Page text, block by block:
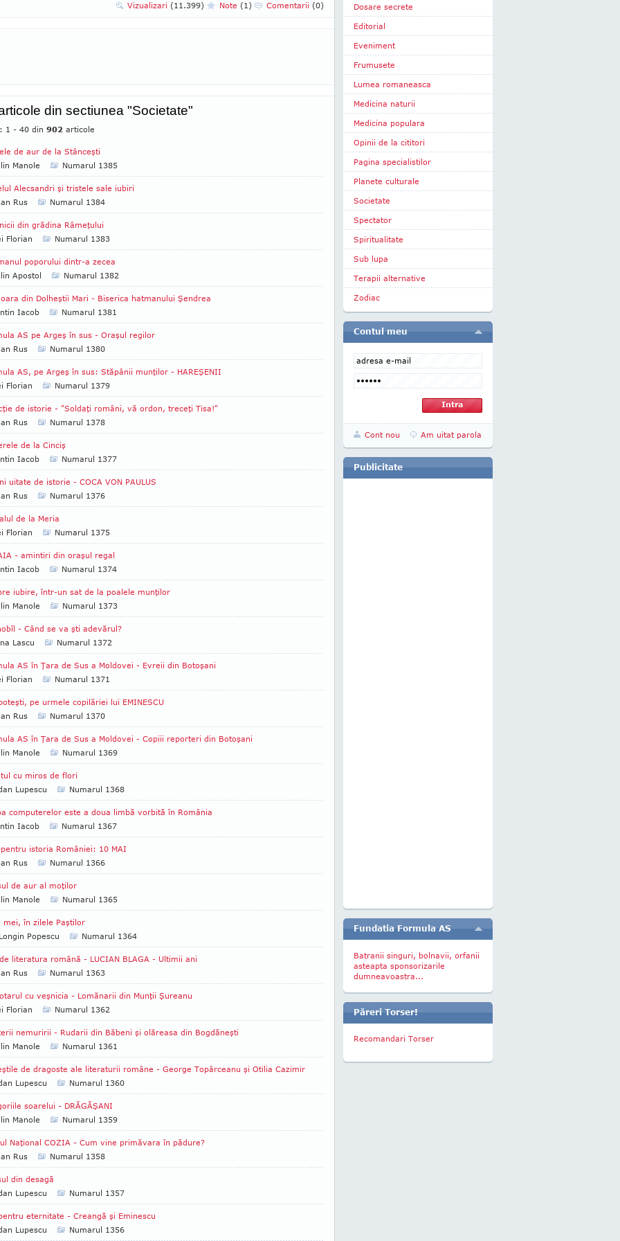
Vizualizari (11.399) Note (1) Comentarii (0)
din sectiunea "Societate"
1 - 40 din 902 articole
de aur de la Stânceşti
Manole
Numarul 1385
Alecsandri şi tristele sale iubiri
Rus
Numarul 1384
din grădina Râmeţului
Florian
Numarul 1383
poporului dintr-a zecea
Apostol
Numarul 1382
din Dolheştii Mari - Biserica hatmanului Şendrea
Iacob
Numarul 1381
AS pe Argeş în sus - Oraşul regilor
Rus
Numarul 1380
AS, pe Argeş în sus: Stăpânii munţilor - HAREŞENII
Florian
Numarul 1379
de istorie - "Soldaţi români, vă ordon, treceţi Tisa!"
Rus
Numarul 1378
de la Cinciş
Iacob
Numarul 1377
uitate de istorie - COCA VON PAULUS
Rus
Numarul 1376
de la Meria
Florian
Numarul 1375
- amintiri din oraşul regal
Iacob
Numarul 1374
iubire, într-un sat de la poalele munţilor
Manole
Numarul 1373
- Când se va şti adevărul?
Lascu
Numarul 1372
AS în Ţara de Sus a Moldovei - Evreii din Botoşani
Florian
Numarul 1371
pe urmele copilăriei lui EMINESCU
Rus
Numarul 1370
AS în Ţara de Sus a Moldovei - Copiii reporteri din Botoşani
Manole
Numarul 1369
cu miros de flori
Lupescu
Numarul 1368
computerelor este a doua limbă vorbită în România
Iacob
Numarul 1367
istoria României: 10 MAI
Rus
Numarul 1366
de aur al moţilor
Manole
Numarul 1365
mei, în zilele Paştilor
Popescu
Numarul 1364
literatura română - LUCIAN BLAGA - Ultimii ani
Rus
Numarul 1363
cu veşnicia - Lomănarii din Munţii Şureanu
Florian
Numarul 1362
nemuririi - Rudarii din Băbeni şi olăreasa din Bogdăneşti
Manole
Numarul 1361
de dragoste ale literaturii române - George Topârceanu şi Otilia Cazimir
Lupescu
Numarul 1360
soarelui - DRĂGĂŞANI
Manole
Numarul 1359
Naţional COZIA - Cum vine primăvara în pădure?
Rus
Numarul 1358
din desagă
Lupescu
Numarul 1357
eternitate - Creangă şi Eminescu
Lupescu
Numarul 1356
Dosare secrete
Editorial
Eveniment
Frumusete
Lumea romaneasca
Medicina naturii
Medicina populara
Opinii de la cititori
Pagina specialistilor
Planete culturale
Societate
Spectator
Spiritualitate
Sub lupa
Terapii alternative
Zodiac
Contul meu
Cont nou Am uitat parola
Publicitate
Fundatia Formula AS
Batranii singuri, bolnavii, orfanii
asteapta sponsorizarile
dumneavoastra...
Păreri Torser!
Recomandari Torser